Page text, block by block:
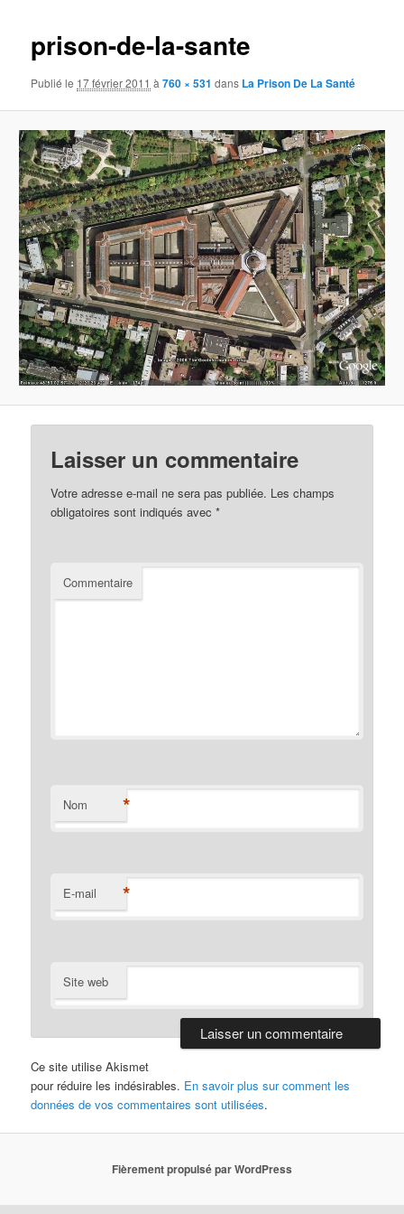
prison-de-la-sante
Publié le 17 février 2011 à760 × 531 dans La Prison De La Santé
Laisser un commentaire
Votre adresse e-mail ne sera pas publiée. Les champs
obligatoires sont indiqués avec*
Commentaire
Nom *
E-mail *
Site web
Ce site utilise Akismet
pour réduire les indésirables. En savoir plus sur comment les
données de vos commentaires sont utilisées.
Fièrement propulsé par WordPress